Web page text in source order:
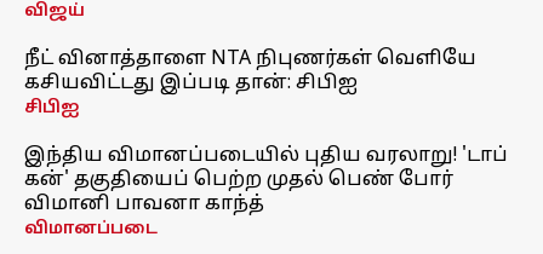
விஜய்
நீட் வினாத்தாளை NTA நிபுணர்கள் வெளியே
கசியவிட்டது இப்படி தான்: சிபிஐ
சிபிஐ
இந்திய விமானப்படையில் புதிய வரலாறு! 'டாப்
கன்' தகுதியைப் பெற்ற முதல் பெண் போர்
விமானி பாவனா காந்த்
விமானப்படை